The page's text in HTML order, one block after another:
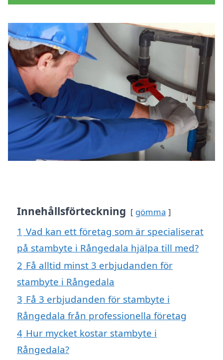
Innehållsförteckning gömma
1 Vad kan ett företag som är specialiserat
på stambyte i Rångedala hjälpa till med?
2 Få alltid minst 3 erbjudanden för
stambyte i Rångedala
3 Få 3 erbjudanden för stambyte i
Rångedala från professionella företag
4 Hur mycket kostar stambyte i
Rångedala?